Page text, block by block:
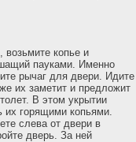
возьмите копье и
пауками. Именно
рычаг для двери. Идите
их заметит и предложит
В этом укрытии
их горящими копьями.
слева от двери в
дверь. За ней